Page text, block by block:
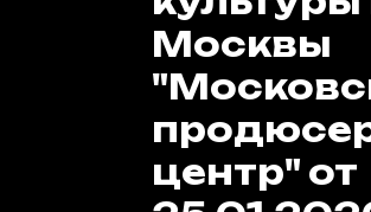
Москвы
центр" от